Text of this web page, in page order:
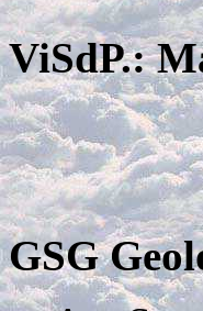
ViSdP.:
GSG